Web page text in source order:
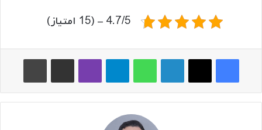
4.7/5 - (15 امتیاز)
فیس بوک ایکس لینکدین واتس آپ تلگرام وایبر اشتراک گذاری از طریق ایمیل چاپ